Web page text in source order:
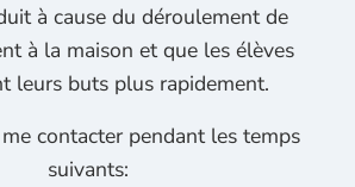
à cause du déroulement de
à la maison et que les élèves
leurs buts plus rapidement.
contacter pendant les temps
suivants: